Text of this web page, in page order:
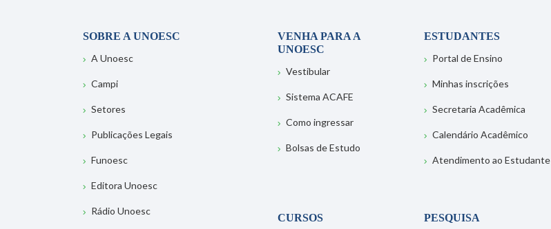
SOBRE A UNOESC
A Unoesc
Campi
Setores
Publicações Legais
Funoesc
Editora Unoesc
Rádio Unoesc
VENHA PARA A
UNOESC
Vestibular
Sistema ACAFE
Como ingressar
Bolsas de Estudo
ESTUDANTES
Portal de Ensino
Minhas inscrições
Secretaria Acadêmica
Calendário Acadêmico
Atendimento ao Estudante
CURSOS
PESQUISA